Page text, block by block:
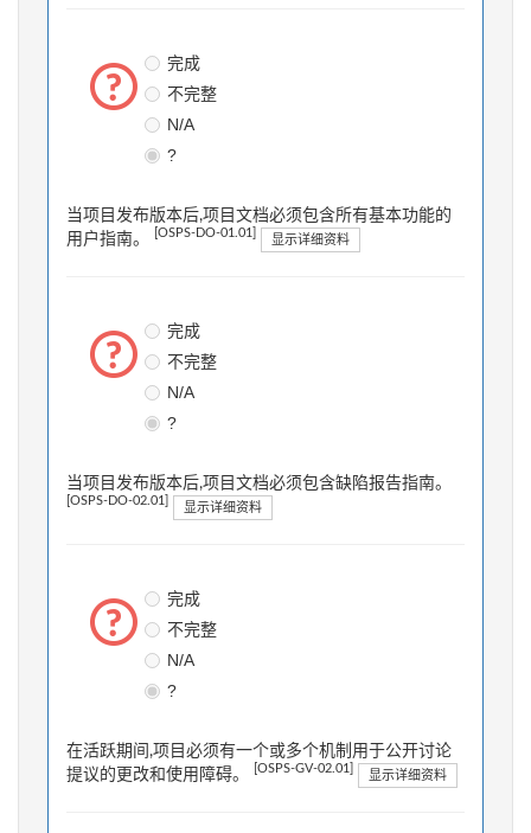
完成
不完整
N/A
?
当项目发布版本后,项目文档必须包含所有基本功能的
用户指南。
[OSPS-DO-01.01] 显示详细资料
完成
不完整
N/A
?
当项目发布版本后,项目文档必须包含缺陷报告指南。
[OSPS-DO-02.01] 显示详细资料
完成
不完整
N/A
?
在活跃期间,项目必须有一个或多个机制用于公开讨论
提议的更改和使用障碍。
[OSPS-GV-02.01] 显示详细资料